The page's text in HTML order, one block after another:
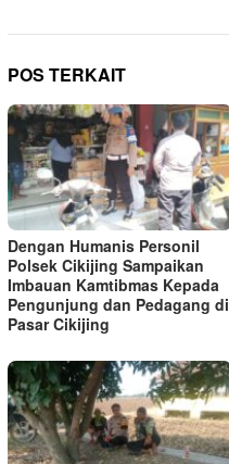
POS TERKAIT
Dengan Humanis Personil
Polsek Cikijing Sampaikan
Imbauan Kamtibmas Kepada
Pengunjung dan Pedagang di
Pasar Cikijing